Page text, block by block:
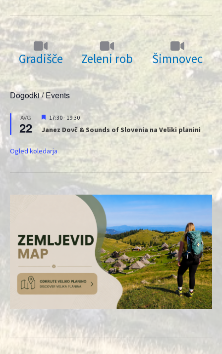
Gradišče Zeleni rob Šimnovec
Dogodki / Events
AVG
22
Priporočeni
17:30- 19:30
Janez Dovč & Sounds of Slovenia na Veliki planini
Ogled koledarja